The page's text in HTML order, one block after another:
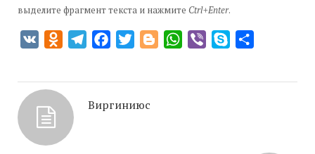
выделите фрагмент текста и нажмите Ctrl+Enter.
VK Odnoklassniki
TelegramFacebookTwitterBloggerWhatsApp
Viber Skype
Виргиниюс